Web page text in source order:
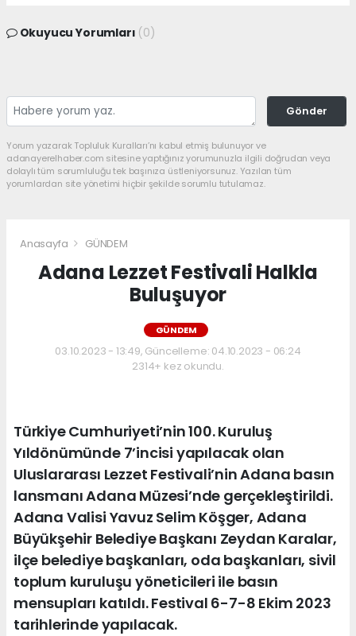
Okuyucu Yorumları (0)
Gönder
Yorum yazarak Topluluk Kuralları’nı kabul etmiş bulunuyor ve
adanayerelhaber.com sitesine yaptığınız yorumunuzla ilgili doğrudan veya
dolaylı tüm sorumluluğu tek başınıza üstleniyorsunuz. Yazılan tüm
yorumlardan site yönetimi hiçbir şekilde sorumlu tutulamaz.
Anasayfa GÜNDEM
Adana Lezzet Festivali Halkla
Buluşuyor
GÜNDEM
03.10.2023 - 13:49, Güncelleme: 04.10.2023 - 06:24
2314+ kez okundu.
Türkiye Cumhuriyeti’nin 100. Kuruluş
Yıldönümünde 7’incisi yapılacak olan
Uluslararası Lezzet Festivali’nin Adana basın
lansmanı Adana Müzesi’nde gerçekleştirildi.
Adana Valisi Yavuz Selim Köşger, Adana
Büyükşehir Belediye Başkanı Zeydan Karalar,
ilçe belediye başkanları, oda başkanları, sivil
toplum kuruluşu yöneticileri ile basın
mensupları katıldı. Festival 6-7-8 Ekim 2023
tarihlerinde yapılacak.